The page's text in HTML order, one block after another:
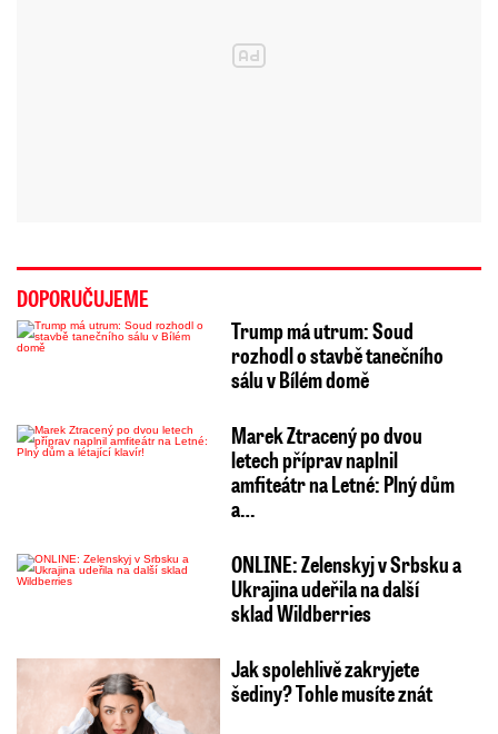
DOPORUČUJEME
Trump má utrum: Soud
rozhodl o stavbě tanečního
sálu v Bílém domě
Marek Ztracený po dvou
letech příprav naplnil
amfiteátr na Letné: Plný dům
a…
ONLINE: Zelenskyj v Srbsku a
Ukrajina udeřila na další
sklad Wildberries
Jak spolehlivě zakryjete
šediny? Tohle musíte znát